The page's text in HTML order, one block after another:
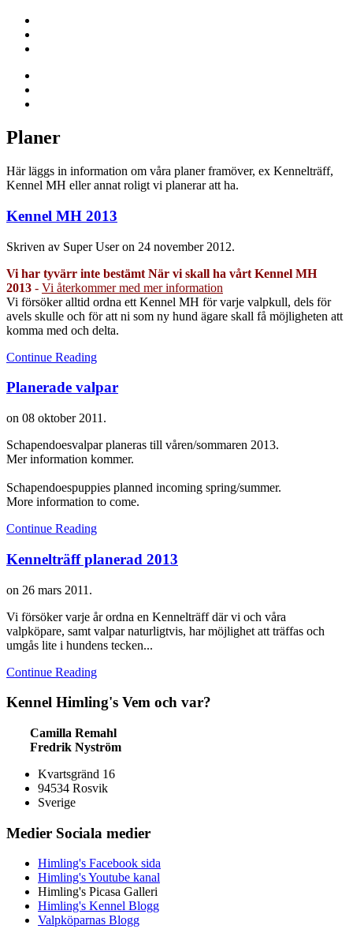
Planer
Här läggs in information om våra planer framöver, ex Kennelträff,
Kennel MH eller annat roligt vi planerar att ha.
Kennel MH 2013
Skriven av Super User on 24 november 2012.
Vi har tyvärr inte bestämt När vi skall ha vårt Kennel MH
2013 - Vi återkommer med mer information
Vi försöker alltid ordna ett Kennel MH för varje valpkull, dels för
avels skulle och för att ni som ny hund ägare skall få möjligheten att
komma med och delta.
Continue Reading
Planerade valpar
on 08 oktober 2011 .
Schapendoesvalpar planeras till våren/sommaren 2013.
Mer information kommer.
Schapendoespuppies planned incoming spring/summer.
More information to come.
Continue Reading
Kennelträff planerad 2013
on 26 mars 2011 .
Vi försöker varje år ordna en Kennelträff där vi och våra
valpköpare, samt valpar naturligtvis, har möjlighet att träffas och
umgås lite i hundens tecken...
Continue Reading
Kennel Himling's Vem och var?
Camilla Remahl
Fredrik Nyström
Kvartsgränd 16
94534 Rosvik
Sverige
Medier Sociala medier
Himling's Facebook sida
Himling's Youtube kanal
Himling's Picasa Galleri
Himling's Kennel Blogg
Valpköparnas Blogg